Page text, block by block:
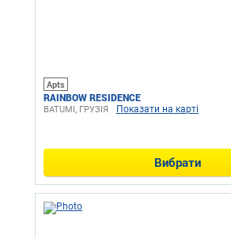
Apts
RAINBOW RESIDENCE
BATUMI, ГРУЗІЯ Показати на карті
Вибрати